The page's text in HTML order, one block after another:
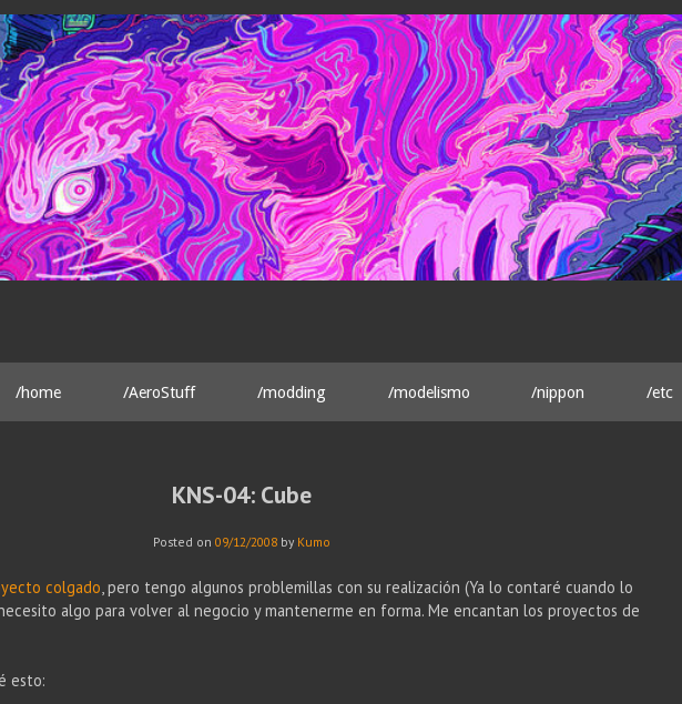
/home /AeroStuff /modding /modelismo /nippon /etc
KNS-04: Cube
Posted on 09/12/2008by Kumo
colgado , pero tengo algunos problemillas con su realización (Ya lo contaré cuando lo
algo para volver al negocio y mantenerme en forma. Me encantan los proyectos de
esto: